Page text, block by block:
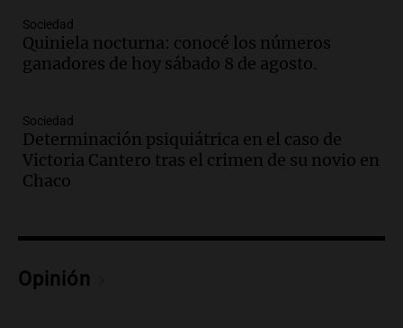
Jorge Messi en una entrevista con Rony
Vargas en 2007
Una mañana para todos
las nuevas detenciones: "En esa casa
todos tenían algo que ver"
Una mañana para todos
Episodios
del desayuno ideal: qué alimentos
Una mañana para todos
Sociedad
Quiniela nocturna: conocé los números
ganadores de hoy sábado 8 de agosto.
Sociedad
Determinación psiquiátrica en el caso de
Victoria Cantero tras el crimen de su novio en
Chaco
Opinión